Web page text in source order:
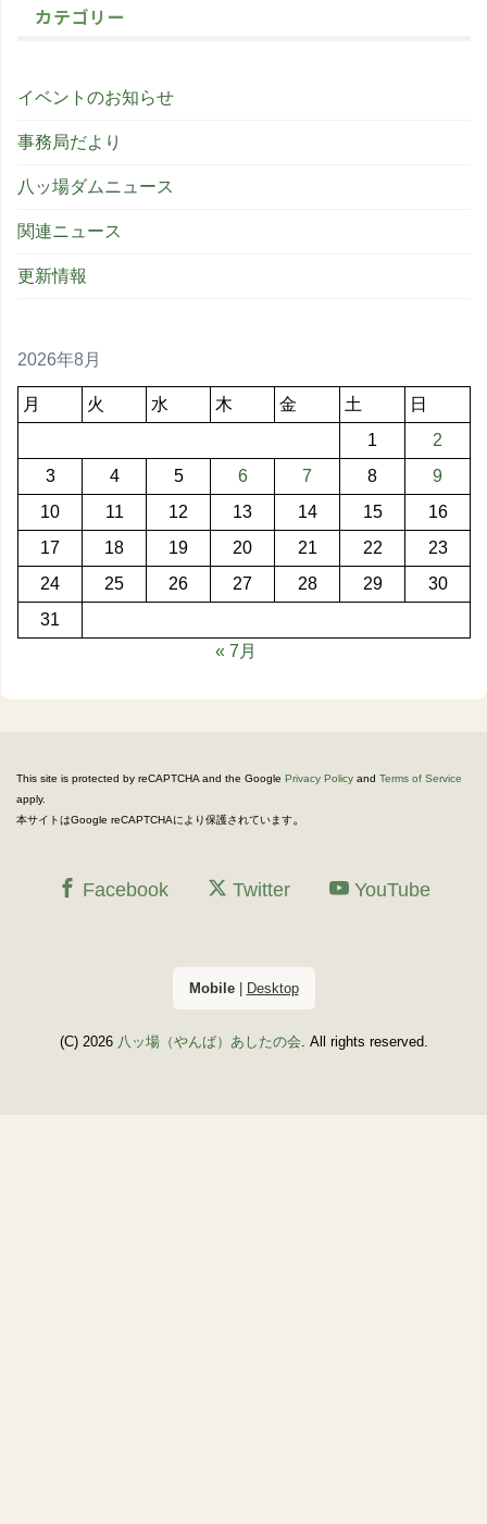
カテゴリー
イベントのお知らせ
事務局だより
八ッ場ダムニュース
関連ニュース
更新情報
2026年8月
月 火 水 木 金 土
日
1
2
3
4 5 6 7 8
9
10
11 12 13 14 15
16
17
18 19 20 21 22
23
24
25 26 27 28 29
30
31
« 7月
This site is protected by reCAPTCHA and the Google Privacy Policy and Terms of Service
apply.
本サイトはGoogle reCAPTCHAにより保護されています。
Facebook Twitter YouTube
Mobile| Desktop
(C) 2026 八ッ場（やんば）あしたの会. All rights reserved.